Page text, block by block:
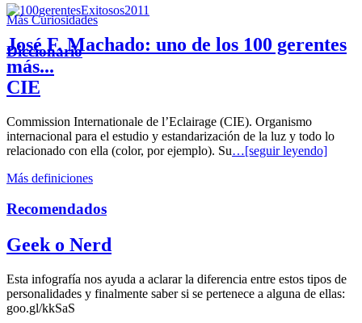
José F. Machado: uno de los 100 gerentes
más...
Más Curiosidades
Diccionario
CIE
Commission Internationale de l’Eclairage (CIE). Organismo
internacional para el estudio y estandarización de la luz y todo lo
relacionado con ella (color, por ejemplo). Su…[seguir leyendo]
Más definiciones
Recomendados
Geek o Nerd
Esta infografía nos ayuda a aclarar la diferencia entre estos tipos de
personalidades y finalmente saber si se pertenece a alguna de ellas:
goo.gl/kkSaS